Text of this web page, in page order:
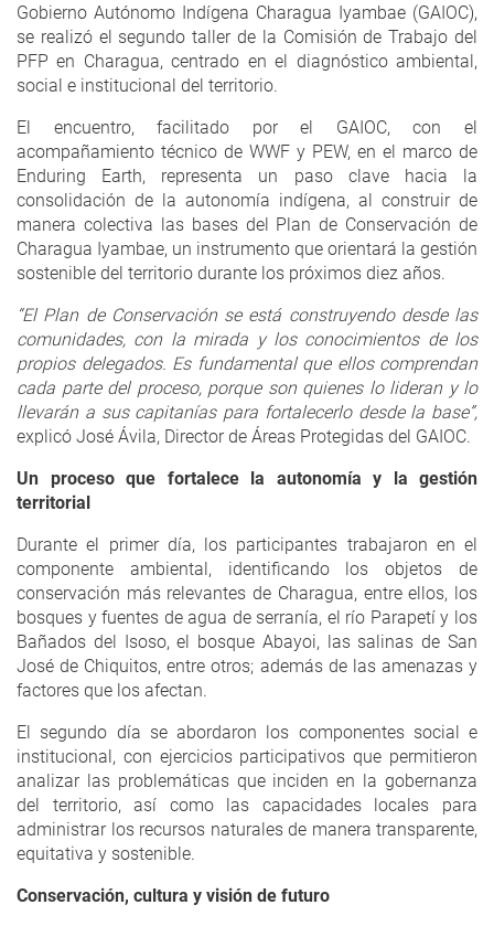
Gobierno Autónomo Indígena Charagua Iyambae (GAIOC),
se realizó el segundo taller de la Comisión de Trabajo del
PFP en Charagua, centrado en el diagnóstico ambiental,
social e institucional del territorio.
El encuentro, facilitado por el GAIOC, con el
acompañamiento técnico de WWF y PEW, en el marco de
Enduring Earth, representa un paso clave hacia la
consolidación de la autonomía indígena, al construir de
manera colectiva las bases del Plan de Conservación de
Charagua Iyambae, un instrumento que orientará la gestión
sostenible del territorio durante los próximos diez años.
“El Plan de Conservación se está construyendo desde las
comunidades, con la mirada y los conocimientos de los
propios delegados. Es fundamental que ellos comprendan
cada parte del proceso, porque son quienes lo lideran y lo
llevarán a sus capitanías para fortalecerlo desde la base”,
explicó José Ávila, Director de Áreas Protegidas del GAIOC.
Un proceso que fortalece la autonomía y la gestión
territorial
Durante el primer día, los participantes trabajaron en el
componente ambiental, identificando los objetos de
conservación más relevantes de Charagua, entre ellos, los
bosques y fuentes de agua de serranía, el río Parapetí y los
Bañados del Isoso, el bosque Abayoi, las salinas de San
José de Chiquitos, entre otros; además de las amenazas y
factores que los afectan.
El segundo día se abordaron los componentes social e
institucional, con ejercicios participativos que permitieron
analizar las problemáticas que inciden en la gobernanza
del territorio, así como las capacidades locales para
administrar los recursos naturales de manera transparente,
equitativa y sostenible.
Conservación, cultura y visión de futuro